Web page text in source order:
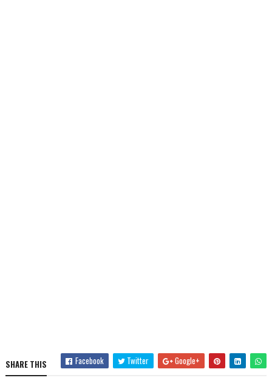
SHARE THIS Facebook Twitter Google+